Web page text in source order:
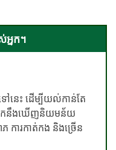
នក។
នេះ ដើម្បីយល់កាន់តែ
នកនឹងឃើញនិយមន័យ
ការកាត់កង និងច្រើន